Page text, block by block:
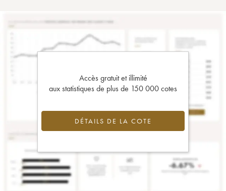
Accès gratuit et illimité
aux statistiques de plus de 150 000 cotes
DÉTAILS DE LA COTE